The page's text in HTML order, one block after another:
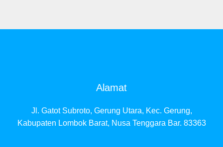
Alamat
Jl. Gatot Subroto, Gerung Utara, Kec. Gerung,
Kabupaten Lombok Barat, Nusa Tenggara Bar. 83363